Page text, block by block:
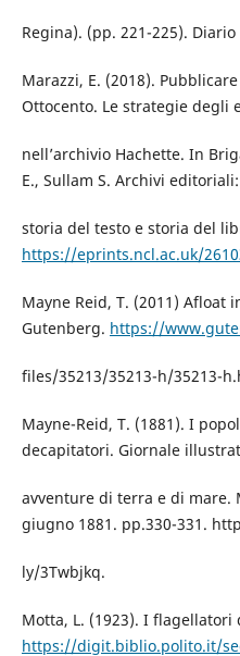
Regina). (pp. 221-225).
Marazzi, E. (2018).
Ottocento. Le strategie degli
nell’archivio Hachette. In
E., Sullam S. Archivi
storia del testo e storia del
https://eprints.ncl.ac.uk/
Mayne Reid, T. (2011) Afloat
Gutenberg. https://
files/35213/35213-h/35213-
Mayne-Reid, T. (1881). I
decapitatori. Giornale
avventure di terra e di mare.
giugno 1881. pp.330-331.
ly/3Twbjkq.
Motta, L. (1923). I flagellatori
https://digit.biblio.polito.it/